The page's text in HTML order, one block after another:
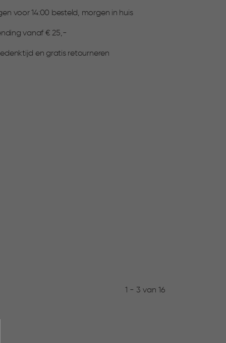
voor 14:00 besteld, morgen in huis
vanaf € 25,-
en gratis retourneren
▶
1 - 3 van 16